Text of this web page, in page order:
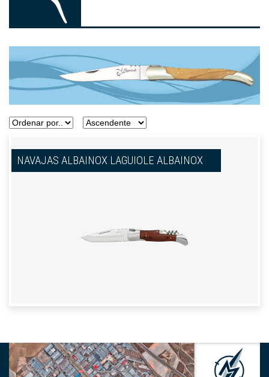
NAVAJAS ALBAINOX LAGUIOLE ALBAINOX